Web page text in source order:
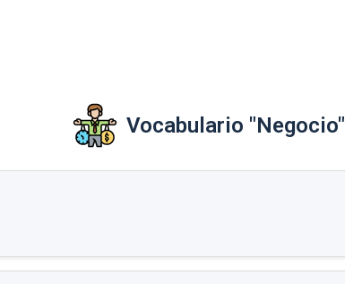
Vocabulario "Negocio"